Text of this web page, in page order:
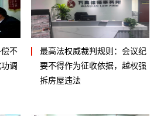
不
调
最高法权威裁判规则：会议纪
要不得作为征收依据，越权强
拆房屋违法